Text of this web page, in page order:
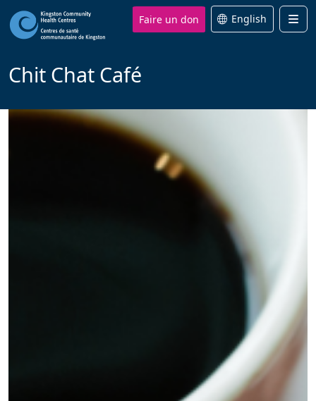
Faire un don English
Chit Chat Café